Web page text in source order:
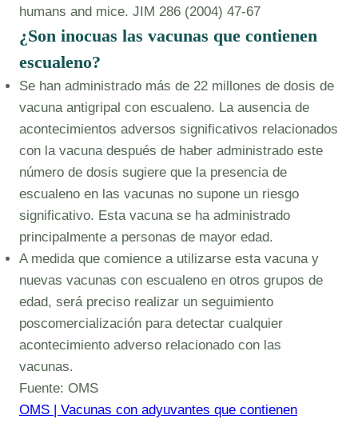
humans and mice. JIM 286 (2004) 47-67
¿Son inocuas las vacunas que contienen
escualeno?
Se han administrado más de 22 millones de dosis de
vacuna antigripal con escualeno. La ausencia de
acontecimientos adversos significativos relacionados
con la vacuna después de haber administrado este
número de dosis sugiere que la presencia de
escualeno en las vacunas no supone un riesgo
significativo. Esta vacuna se ha administrado
principalmente a personas de mayor edad.
A medida que comience a utilizarse esta vacuna y
nuevas vacunas con escualeno en otros grupos de
edad, será preciso realizar un seguimiento
poscomercialización para detectar cualquier
acontecimiento adverso relacionado con las
vacunas.
Fuente: OMS
OMS | Vacunas con adyuvantes que contienen